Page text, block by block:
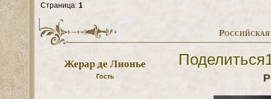
Страница: 1
Поделиться
Жерар де Лионье
Гость